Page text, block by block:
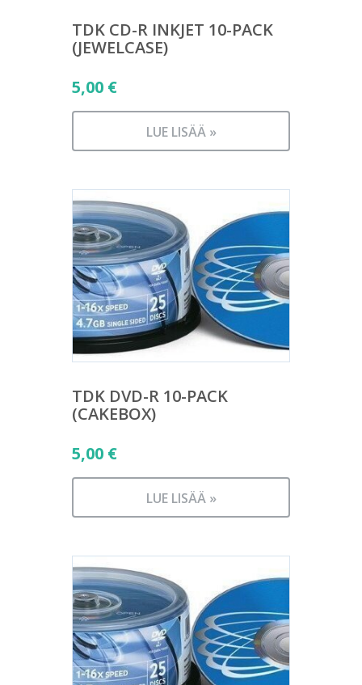
TDK CD-R INKJET 10-PACK
(JEWELCASE)
5,00 €
LUE LISÄÄ »
TDK DVD-R 10-PACK
(CAKEBOX)
5,00 €
LUE LISÄÄ »